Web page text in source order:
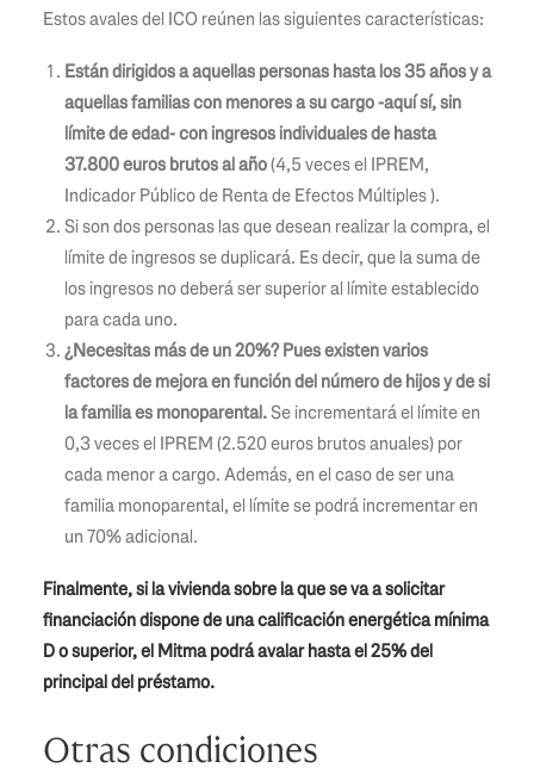
Estos avales del ICO reúnen las siguientes características:
Están dirigidos a aquellas personas hasta los 35 años y a
aquellas familias con menores a su cargo -aquí sí, sin
límite de edad- con ingresos individuales de hasta
37.800 euros brutos al año(4,5 veces el IPREM,
Indicador Público de Renta de Efectos Múltiples ).
Si son dos personas las que desean realizar la compra, el
límite de ingresos se duplicará. Es decir, que la suma de
los ingresos no deberá ser superior al límite establecido
para cada uno.
¿Necesitas más de un 20%? Pues existen varios
factores de mejora en función del número de hijos y de si
la familia es monoparental.Se incrementará el límite en
0,3 veces el IPREM (2.520 euros brutos anuales) por
cada menor a cargo. Además, en el caso de ser una
familia monoparental, el límite se podrá incrementar en
un 70% adicional.
Finalmente, si la vivienda sobre la que se va a solicitar
financiación dispone de una calificación energética mínima
D o superior, el Mitma podrá avalar hasta el 25% del
principal del préstamo.
Otras condiciones